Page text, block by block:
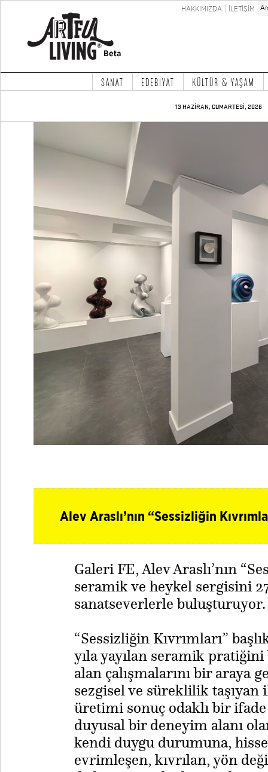
HAKKIMIZDA İLETİŞİM
SANAT EDEBİYAT KÜLTÜR & YAŞAM
13 HAZİRAN, CUMARTESİ, 2026
Alev Araslı’nın “Sessizliğin
Galeri FE, Alev Araslı’nın
seramik ve heykel sergisini
sanatseverlerle buluşturuyor.
“Sessizliğin Kıvrımları”
yıla yayılan seramik
alan çalışmalarını bir araya
sezgisel ve süreklilik
üretimi sonuç odaklı bir
duyusal bir deneyim alanı
kendi duygu durumuna,
evrimleşen, kıvrılan, yön